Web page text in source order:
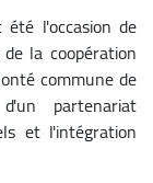
l'occasion de
la coopération
commune de
partenariat
et l'intégration